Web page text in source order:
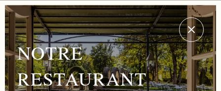
NOTRE
RESTAURANT